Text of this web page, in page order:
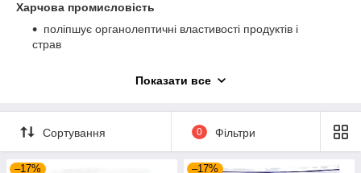
Харчова промисловість
поліпшує органолептичні властивості продуктів і
страв
продуктів як: жувальна гумка, сухе молоко, крабові
топпінги, цукерки, білий шоколад візуально отримують
більш красивий зовнішній вигляд
Показати все
Сортування 0 Фільтри
–17% –17%